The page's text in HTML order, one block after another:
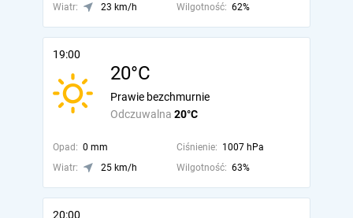
Wiatr:
23 km/h Wilgotność: 62%
19:00
20°C
Odczuwalna 20°C
Prawie bezchmurnie
Opad: 0 mm Ciśnienie: 1007 hPa
Wiatr:
25 km/h Wilgotność: 63%
20:00